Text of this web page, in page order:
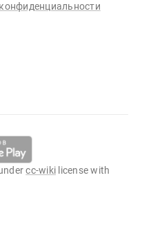
конфиденциальности
cc-wiki license with